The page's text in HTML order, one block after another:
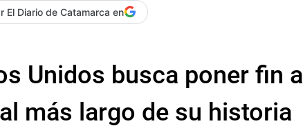
El Diario de Catamarca en
Unidos busca poner fin al
más largo de su historia